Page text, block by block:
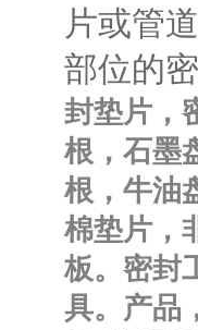
片或管
部位的
封垫片，
根，石墨
根，牛油
棉垫片，
板。密封
具。产品